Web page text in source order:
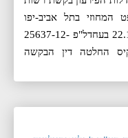
בתל אביב-יפו
(השופטת א' לושי-עבודי) מיום 22.12.2022 בעחדל"פ 25637-12-
החלטה דין הבקשה